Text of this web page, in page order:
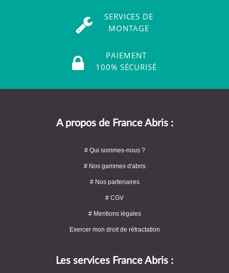
SERVICES DE
MONTAGE
PAIEMENT
100% SÉCURISÉ
A propos de France Abris :
# Qui sommes-nous ?
# Nos gammes d'abris
# Nos partenaires
# CGV
# Mentions légales
Exercer mon droit de rétractation
Les services France Abris :